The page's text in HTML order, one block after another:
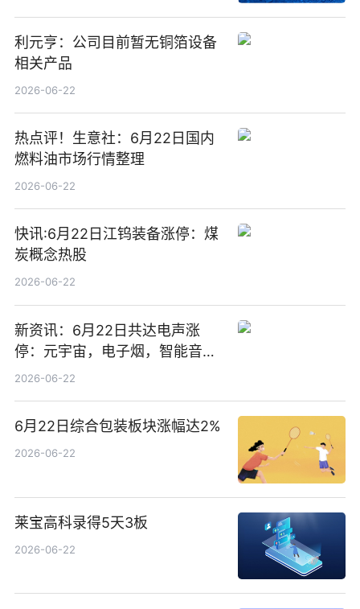
利元亨：公司目前暂无铜箔设备
相关产品
2026-06-22
热点评！生意社：6月22日国内
燃料油市场行情整理
2026-06-22
快讯:6月22日江钨装备涨停：煤
炭概念热股
2026-06-22
新资讯：6月22日共达电声涨
停：元宇宙，电子烟，智能音箱
概念热股
2026-06-22
6月22日综合包装板块涨幅达2%
2026-06-22
莱宝高科录得5天3板
2026-06-22